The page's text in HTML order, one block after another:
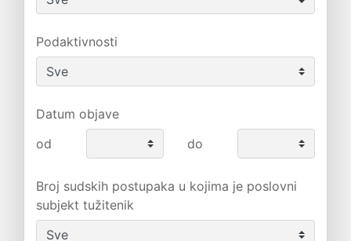
Podaktivnosti
Datum objave
od
do
Broj sudskih postupaka u kojima je poslovni
subjekt tužitenik